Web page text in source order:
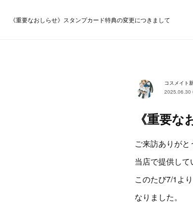
《重要なおしらせ》スタンプカード特典の変更につきまして
コスメイト
2025.06.30
《重要
ご来訪ありがと
当店で提供し
このたび7/1よ
なりました。